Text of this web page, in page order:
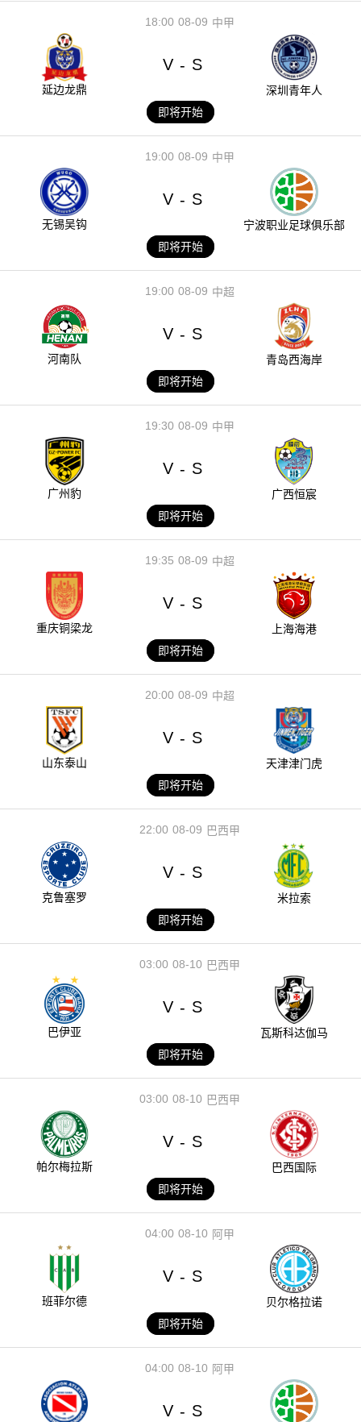
08-09
18:00 中甲
延边龙鼎
V - S
深圳青年人
即将开始
08-09
19:00 中甲
无锡吴钩
V - S
宁波职业足球俱乐部
即将开始
08-09
19:00 中超
河南队
V - S
青岛西海岸
即将开始
08-09
19:30 中甲
广州豹
V - S
广西恒宸
即将开始
08-09
19:35 中超
重庆铜梁龙
V - S
上海海港
即将开始
08-09
20:00 中超
山东泰山
V - S
天津津门虎
即将开始
08-09
22:00 巴西甲
克鲁塞罗
V - S
米拉索
即将开始
08-10
03:00 巴西甲
巴伊亚
V - S
瓦斯科达伽马
即将开始
08-10
03:00 巴西甲
帕尔梅拉斯
V - S
巴西国际
即将开始
08-10
04:00 阿甲
班菲尔德
V - S
贝尔格拉诺
即将开始
08-10
04:00 阿甲
V - S